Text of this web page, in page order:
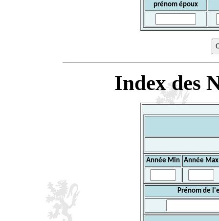
prénom époux
Index des
Année Min Année Max
Prénom de